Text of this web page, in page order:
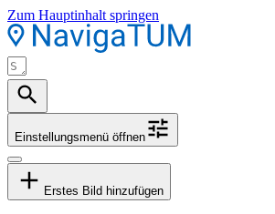
Zum Hauptinhalt springen
Einstellungsmenü öffnen
Erstes Bild hinzufügen